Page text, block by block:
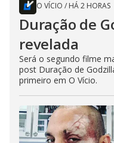
O VÍCIO / HÁ 2 HORAS
Duração de
revelada
Será o segundo filme
post Duração de
primeiro em O Vício.